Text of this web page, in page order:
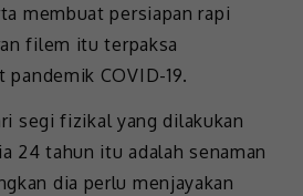
membuat persiapan rapi
filem itu terpaksa
COVID-19.
segi fizikal yang dilakukan
24 tahun itu adalah senaman
dia perlu menjayakan